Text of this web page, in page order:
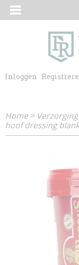
Inloggen
Home> Verzorging
hoof dressing blank